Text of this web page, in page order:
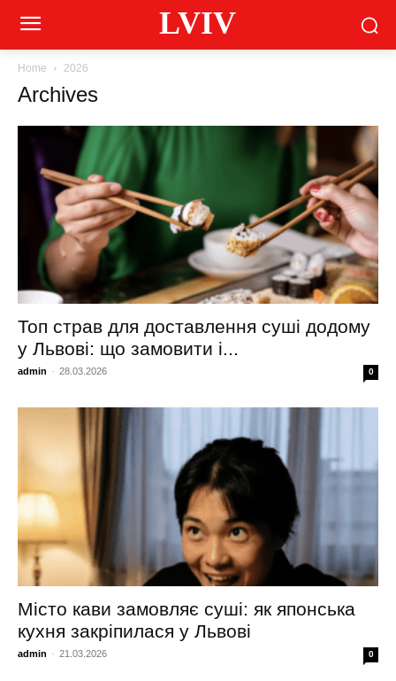
LVIV
Home 2026
Archives
Топ страв для доставлення суші додому
у Львові: що замовити і...
admin - 28.03.2026 0
Місто кави замовляє суші: як японська
кухня закріпилася у Львові
admin - 21.03.2026 0